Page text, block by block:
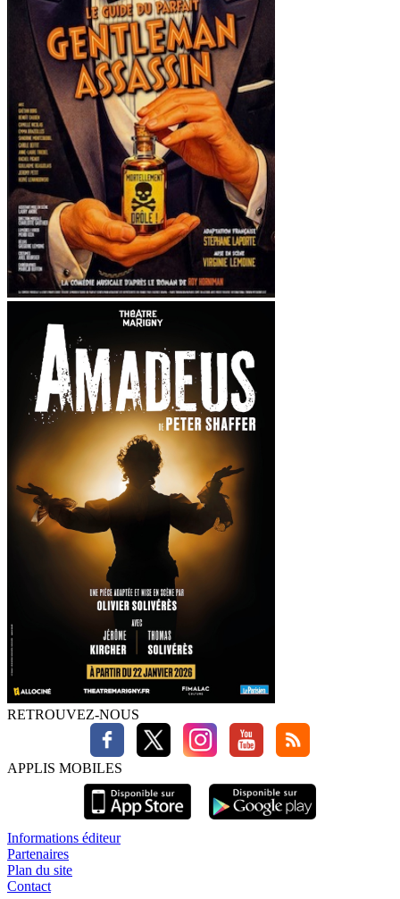
RETROUVEZ-NOUS
APPLIS MOBILES
Informations éditeur
Partenaires
Plan du site
Contact